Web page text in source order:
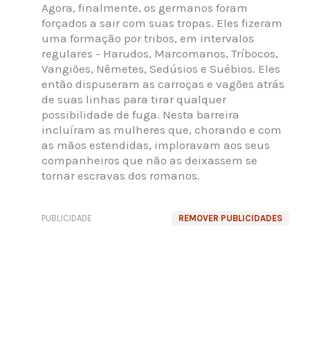
Agora, finalmente, os germanos foram
forçados a sair com suas tropas. Eles fizeram
uma formação por tribos, em intervalos
regulares - Harudos, Marcomanos, Tríbocos,
Vangiões, Nêmetes, Sedúsios e Suébios. Eles
então dispuseram as carroças e vagões atrás
de suas linhas para tirar qualquer
possibilidade de fuga. Nesta barreira
incluíram as mulheres que, chorando e com
as mãos estendidas, imploravam aos seus
companheiros que não as deixassem se
tornar escravas dos romanos.
REMOVER PUBLICIDADES
PUBLICIDADE